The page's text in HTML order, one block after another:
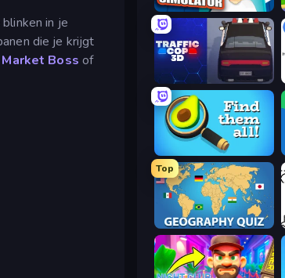
in je
die je krijgt
Market Boss of
Hospital Simulator
Traffic Cop 3D
Find Them All!
Top
Geography Quiz: Flags and Capitals